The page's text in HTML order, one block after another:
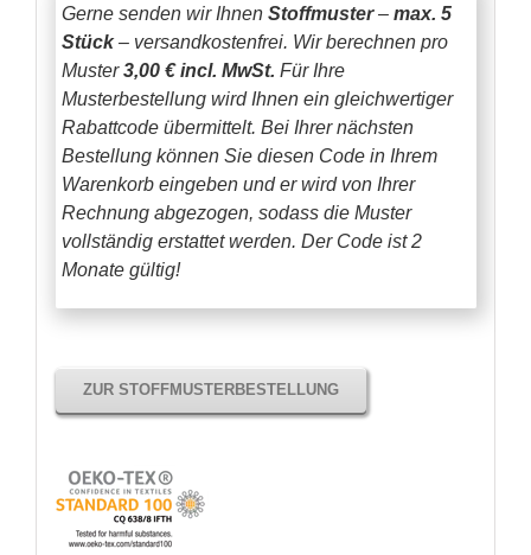
Gerne senden wir Ihnen Stoffmuster– max. 5
Stück– versandkostenfrei. Wir berechnen pro
Muster3,00 € incl. MwSt. Für Ihre
Musterbestellung wird Ihnen ein gleichwertiger
Rabattcode übermittelt. Bei Ihrer nächsten
Bestellung können Sie diesen Code in Ihrem
Warenkorb eingeben und er wird von Ihrer
Rechnung abgezogen, sodass die Muster
vollständig erstattet werden. Der Code ist 2
Monate gültig!
ZUR STOFFMUSTERBESTELLUNG